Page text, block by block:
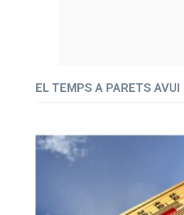
EL TEMPS A PARETS AVUI